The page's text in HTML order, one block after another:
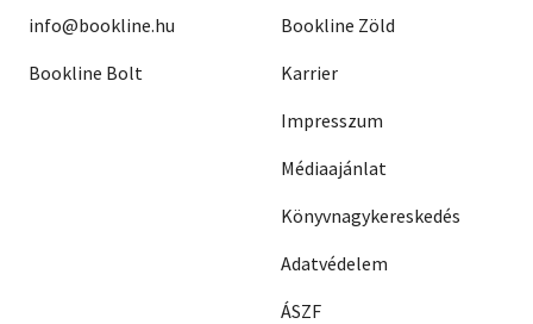
info@bookline.hu
Bookline Bolt
Bookline Zöld
Karrier
Impresszum
Médiaajánlat
Könyvnagykereskedés
Adatvédelem
ÁSZF